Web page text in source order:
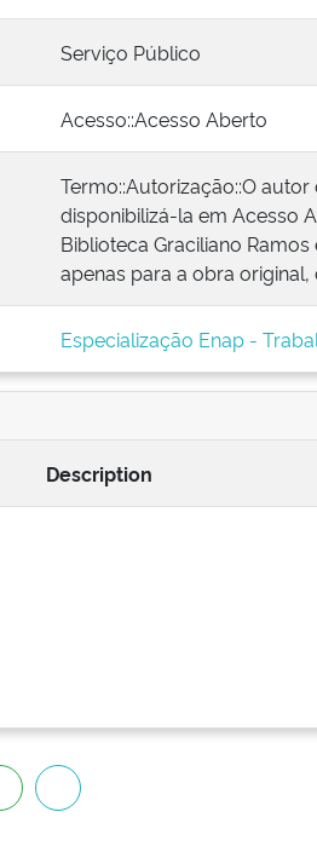
Serviço Público
Acesso::Acesso Aberto
Termo::Autorização::O
disponibilizá-la em Acesso
Biblioteca Graciliano
apenas para a obra
Especialização Enap -
Description